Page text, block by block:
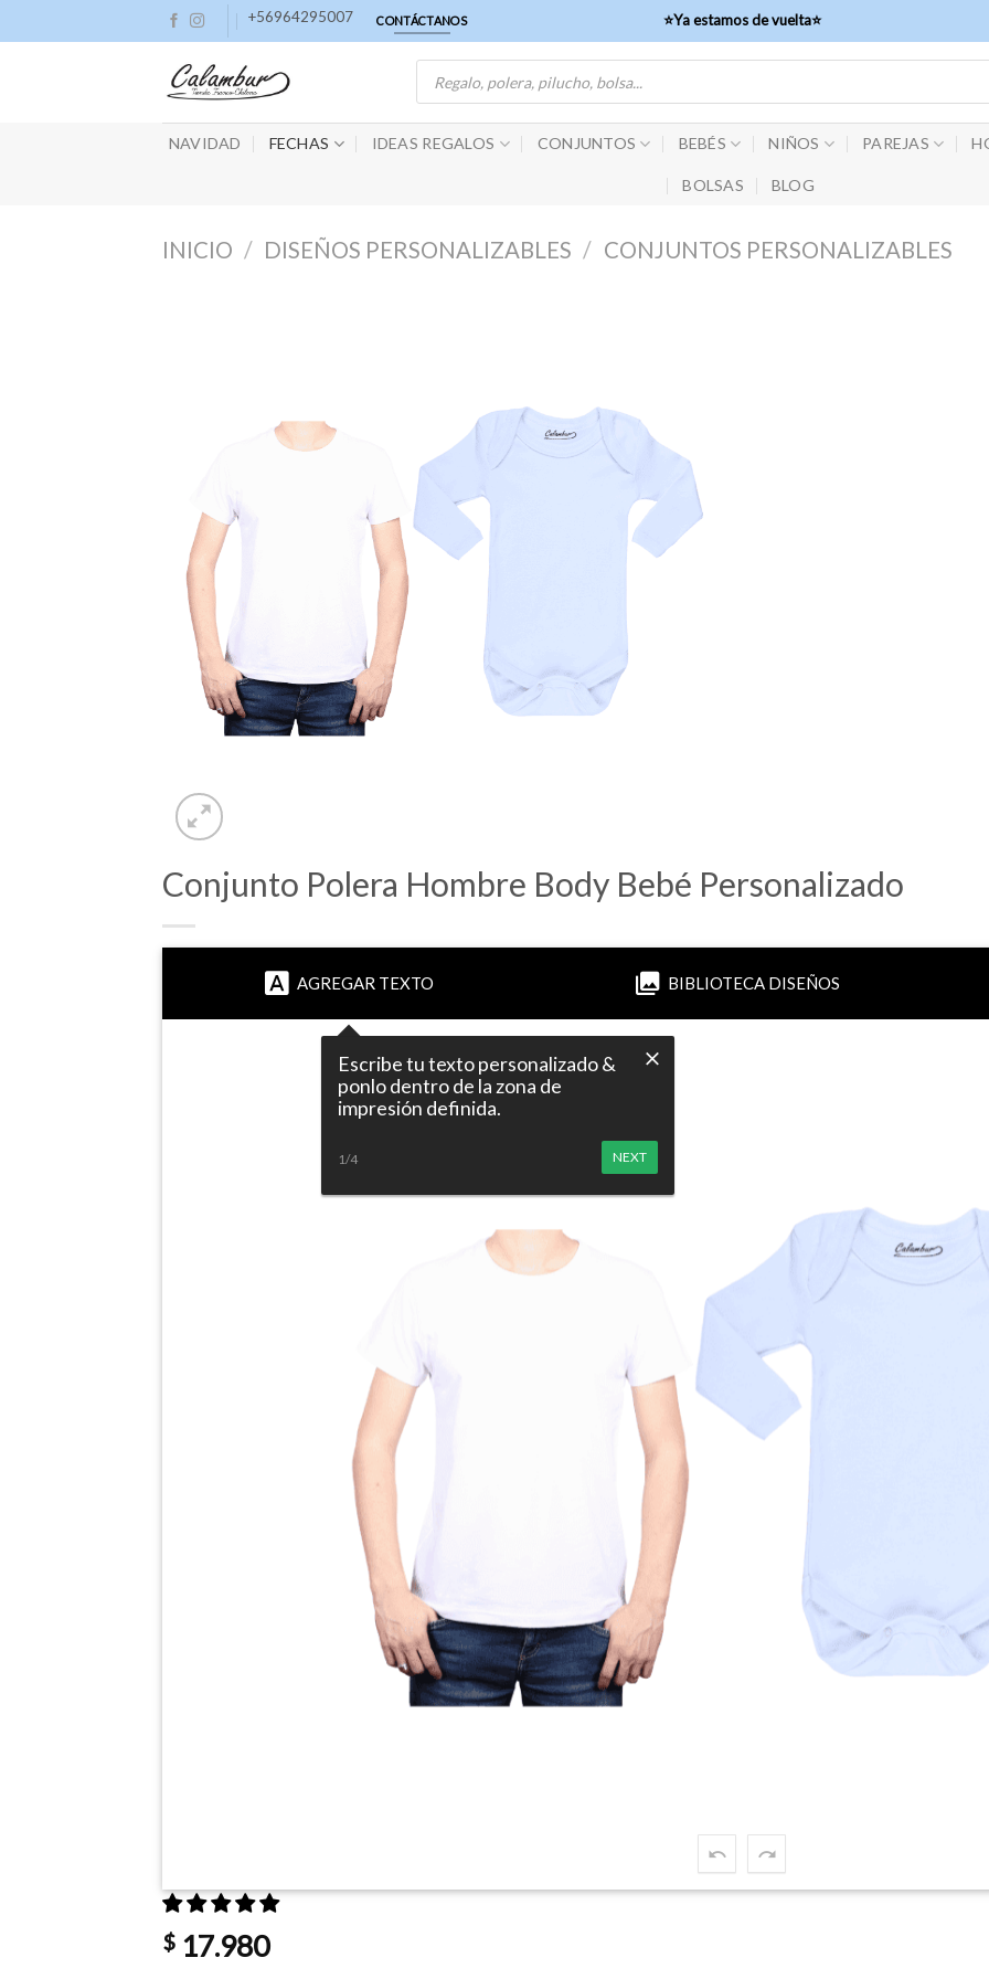
to
+56964295007 CONTÁCTANOS ⭐Ya estamos de vuelta⭐
Búsqueda
productos
NAVIDAD FECHAS IDEAS REGALOS CONJUNTOS BEBÉS NIÑOS PAREJAS
BOLSAS BLOG
INICIO / DISEÑOS PERSONALIZABLES / CONJUNTOS PERSONALIZABLES
Conjunto Polera Hombre Body Bebé Personalizado
AGREGAR TEXTO BIBLIOTECA DISEÑOS
$ 17.980
Escribe tu texto personalizado &
ponlo dentro de la zona de
impresión definida.
NEXT
1/4